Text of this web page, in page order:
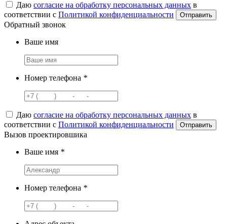
Даю согласие на обработку персональных данных в
соответствии с Политикой конфиденциальности
Обратный звонок
Ваше имя
Номер телефона *
Даю согласие на обработку персональных данных в
соответствии с Политикой конфиденциальности
Вызов проектировшика
Ваше имя *
Номер телефона *